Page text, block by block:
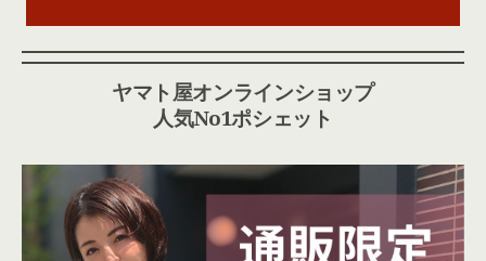
ヤマト屋オンラインショップ
人気No1ポシェット